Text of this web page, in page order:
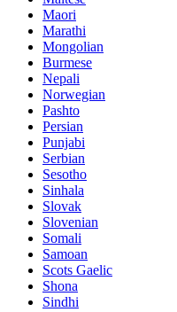
Maori
Marathi
Mongolian
Burmese
Nepali
Norwegian
Pashto
Persian
Punjabi
Serbian
Sesotho
Sinhala
Slovak
Slovenian
Somali
Samoan
Scots Gaelic
Shona
Sindhi